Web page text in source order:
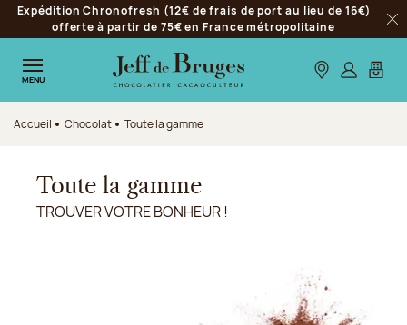
Aller à la navigation
Aller au contenu principal
Aller au pied de page
Expédition Chronofresh (12€ de frais de port au lieu de 16€)
offerte à partir de 75€ en France métropolitaine
MENU Nos boutiques
S’identifier
Mon
Accueil Chocolat Toute la gamme
Toute la gamme
TROUVER VOTRE BONHEUR !